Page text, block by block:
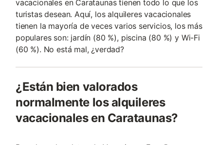
vacacionales en Carataunas tienen todo lo que los
turistas desean. Aquí, los alquileres vacacionales
tienen la mayoría de veces varios servicios, los más
populares son: jardín (80 %), piscina (80 %) y Wi-Fi
(60 %). No está mal, ¿verdad?
¿Están bien valorados
normalmente los alquileres
vacacionales en Carataunas?